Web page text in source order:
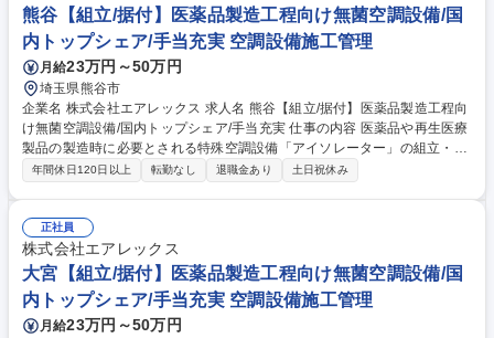
熊谷【組立/据付】医薬品製造工程向け無菌空調設備/国
内トップシェア/手当充実 空調設備施工管理
月給23万円～50万円
埼玉県熊谷市
企業名 株式会社エアレックス 求人名 熊谷【組立/据付】医薬品製造工程向
け無菌空調設備/国内トップシェア/手当充実 仕事の内容 医薬品や再生医療
製品の製造時に必要とされる特殊空調設備「アイソレーター」の組立・据
付業務をお任せします◆単なる組立・据付ではなく、高度な品質保証ノウ
整。(2)搬入計画に基づき、協力会社と連携して設備を製薬工場等の客先に
搬入。組立、試運転を実施し、据付状態や各種制御機器の動作、操作性な
どを確認。(3)設備の気流、風速等、品質適合チェックを実施。分析結果を
報告書にまとめ、お客様へ説明。(4)引渡し。※建設作業は発生しません。
募集職種 熊谷【組立/据付】医薬品製造工程向け無菌空調設備/国内トップ
シェア/手当充実
年間休日120日以上 転勤なし 退職金あり 土日祝休み
正社員
株式会社エアレックス
大宮【組立/据付】医薬品製造工程向け無菌空調設備/国
内トップシェア/手当充実 空調設備施工管理
月給23万円～50万円